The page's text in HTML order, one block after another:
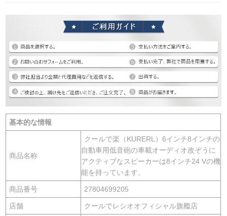
基本的な情報
商品名称
クールで楽（KURERL）6インチ8インチの
自動車用低音砲の車載オーディオ改ぞうに
アクティブなスピーカーは8インチ24 Vの機
能を持っています。
商品番号 27804699205
店舗 クールでレシオオフィシャル旗艦店